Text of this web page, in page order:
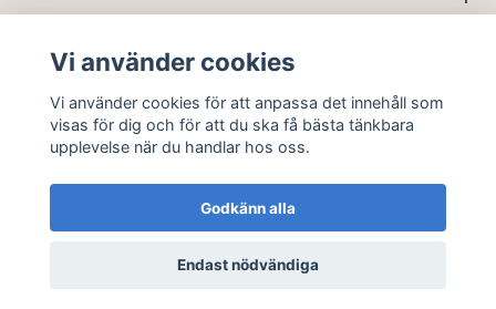
Sociala medier
© 2026 Jordnära Fröer
Vi använder cookies
Vi använder cookies för att anpassa det innehåll som
visas för dig och för att du ska få bästa tänkbara
upplevelse när du handlar hos oss.
Godkänn alla
Endast nödvändiga